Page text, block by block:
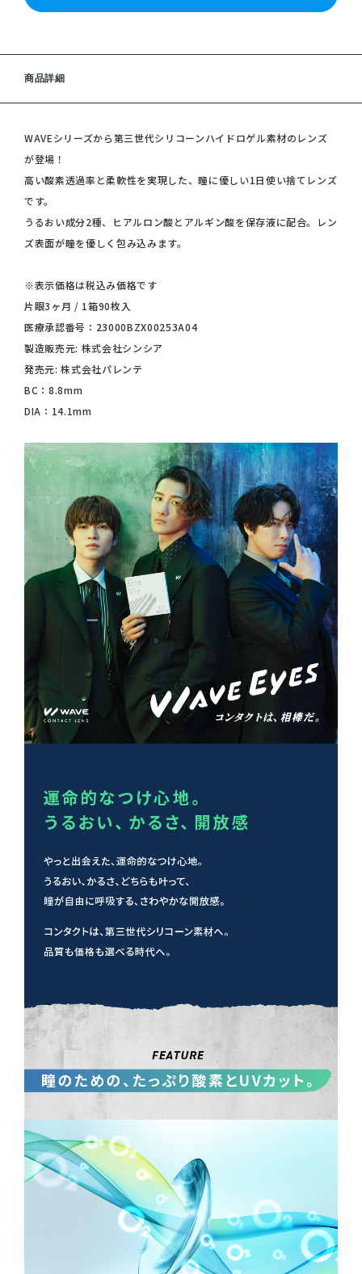
商品詳細
WAVEシリーズから第三世代シリコーンハイドロゲル素材のレンズ
が登場！
高い酸素透過率と柔軟性を実現した、瞳に優しい1日使い捨てレンズ
です。
うるおい成分2種、ヒアルロン酸とアルギン酸を保存液に配合。レン
ズ表面が瞳を優しく包み込みます。
※表示価格は税込み価格です
片眼3ヶ月 / 1箱90枚入
医療承認番号：23000BZX00253A04
製造販売元: 株式会社シンシア
発売元: 株式会社パレンテ
BC：8.8mm
DIA：14.1mm